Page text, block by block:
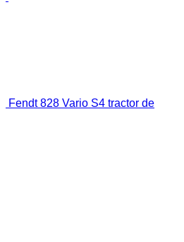
Fendt 828 Vario S4 tractor de